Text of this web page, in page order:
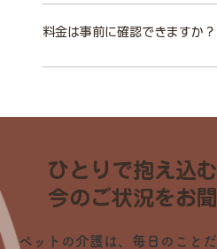
ください。
はい。 ご利用前に、ご自宅で
容のカウンセリング（有料）
ポートに入ります。
料金は事前に確認できますか？
はい。 ペットの種類・体重・
ひとりで抱え込
今のご状況をお
ペットの介護は、毎日のことだ